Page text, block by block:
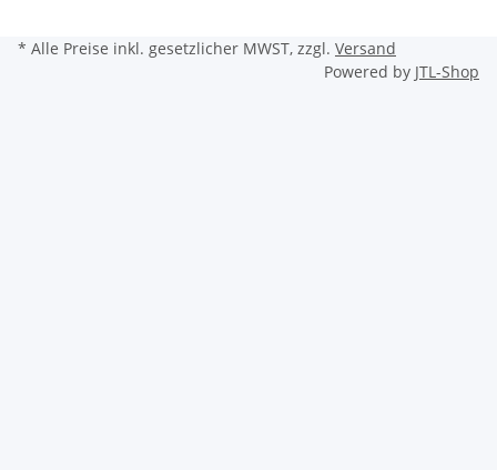
* Alle Preise inkl. gesetzlicher MWST, zzgl. Versand
Powered by JTL-Shop